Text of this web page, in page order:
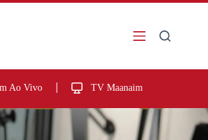
Ao Vivo TV Maanaim